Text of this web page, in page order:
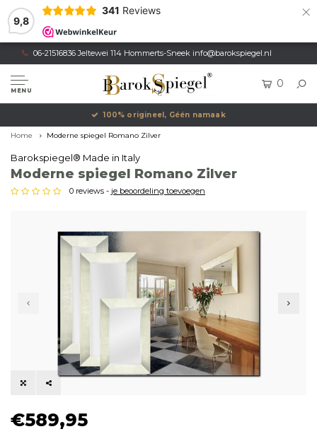
9,8
341 Reviews ×
06-21516836 Jeltewei 114 Hommerts-Sneek info@barokspiegel.nl
MENU
0
100% origineel, Géén namaak
Home Moderne spiegel Romano Zilver
Barokspiegel® Made in Italy
Moderne spiegel Romano Zilver
0 reviews - je beoordeling toevoegen
€589,95